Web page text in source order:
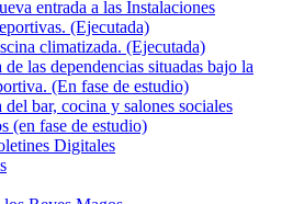
entrada a las Instalaciones
(Ejecutada)
climatizada. (Ejecutada)
las dependencias situadas bajo la
(En fase de estudio)
del bar, cocina y salones sociales
(en fase de estudio)
Digitales